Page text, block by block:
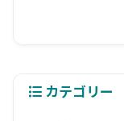
カテゴリー